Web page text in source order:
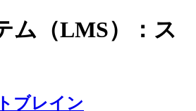
ム（LMS）：ス